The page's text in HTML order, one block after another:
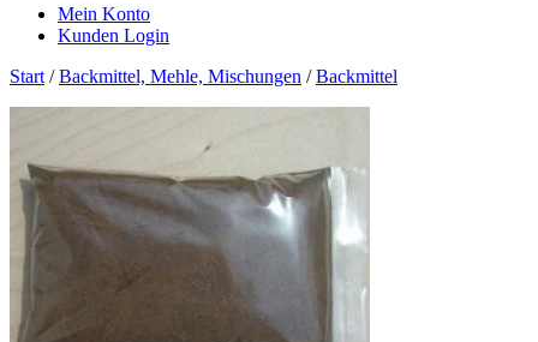
Mein Konto
Kunden Login
Start /Backmittel, Mehle, Mischungen /Backmittel